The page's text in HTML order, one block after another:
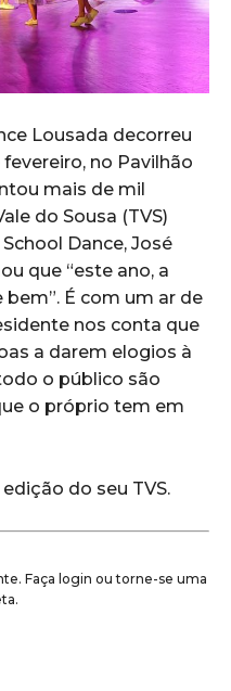
Lousada decorreu
no Pavilhão
mais de mil
do Sousa (TVS)
Dance, José
que “este ano, a
É com um ar de
nos conta que
a darem elogios à
o público são
o próprio tem em
do seu TVS.
Faça login ou torne-se uma